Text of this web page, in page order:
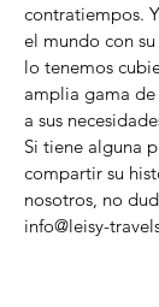
contratiempos.
el mundo con
lo tenemos
amplia gama
a sus
Si tiene alguna
compartir su
nosotros, no
info@leisy-